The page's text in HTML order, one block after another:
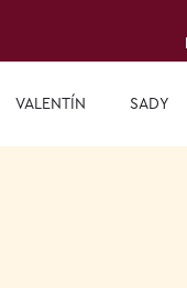
VALENTÍN SADY